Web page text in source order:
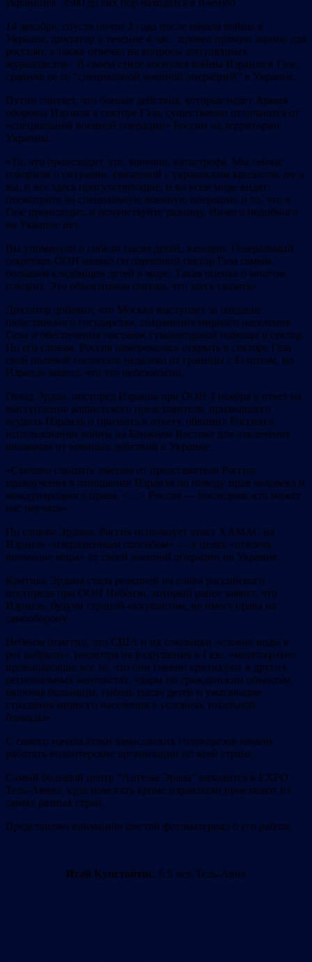
украинцев. 3500 до сих пор находятся в пленую
14 декабря, спустя почти 2 года после начала войны в
Украине, диктатор в течение 4 час. провел прямую линию для
россиян, а также отвечал на вопросы допущенных
журналистов. В своем стиле коснулся войны Израиля в Газе,
сравнив ее со “специальной военной операцией” в Украине.
Путин считает, что боевые действия, которые ведет Армия
обороны Израиля в секторе Газа, существенно отличаются от
«специальной военной операции» России на территории
Украины.
«То, что происходит, это, конечно, катастрофа. Мы сейчас
говорили о ситуации, связанной с украинским кризисом, но и
вы, и все здесь присутствующие, и во всем мире видят:
посмотрите на специальную военную операцию и то, что в
Газе происходит, и почувствуйте разницу. Ничего подобного
на Украине нет.
Вы упомянули о гибели тысяч детей, женщин. Генеральный
секретарь ООН назвал сегодняшний сектор Газа самым
большим кладбищем детей в мире. Такая оценка о многом
говорит. Это объективная оценка, что здесь сказать».
Диктатор добавил, что Москва выступает за создание
палестинского государства, сохранения мирного населения
Газы и обеспечения поставок гуманитарной помощи в сектор.
По его словам, Россия намеревалась открыть в секторе Газа
свой полевой госпиталь недалеко от границы с Египтом, но
Израиль заявил, что это небезопасно.
Гилад Эрдан, постпред Израиля при ООН 4 ноября в ответ на
выступление рашистского представителя, призвавшего
осудить Израиль и призвать к ответу, обвинил Россию в
использовании войны на Ближнем Востоке для отвлечения
внимания от военных действий в Украине.
«Смешно слышать именно от представителя России
нравоучения в отношении Израиля по поводу прав человека и
международного права. <…> Россия — последняя, ​​кто может
нас поучать»
По словам Эрдана, Россия использует атаку ХАМАС на
Израиль «извращенным способом» — в целях «отвлечь
внимание мира» от своей военной операции на Украине.
Критика Эрдана стала реакцией на слова российского
постпреда при ООН Небензи, который ранее заявил, что
Израиль, будучи страной-оккупантом, не имеет права на
самооборону.
Небензя отметил, что США и их союзники «словно воды в
рот набрали», несмотря на разрушения в Газе, «многократно
превышающие все то, что они гневно критикуют в других
региональных контекстах, удары по гражданским объектам,
включая больницы, гибель тысяч детей и ужасающие
страдания мирного населения в условиях тотальной
блокады».
С самого начала атаки хамасовских головорезов начали
работать волонтерские организации по всей стране.
Самый большой центр “Ангелы Эрана” находится в EXPO
Тель-Авива, куда помогать кроме израильтян приезжают из
самых разных стран.
Представляю вниманию шестой фотоматериал о его работе.
Итай Купстайтис, 6.5 лет, Тель-Авив